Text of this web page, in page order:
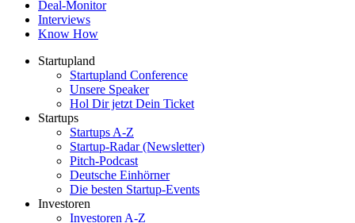
Deal-Monitor
Interviews
Know How
Startupland
Startupland Conference
Unsere Speaker
Hol Dir jetzt Dein Ticket
Startups
Startups A-Z
Startup-Radar (Newsletter)
Pitch-Podcast
Deutsche Einhörner
Die besten Startup-Events
Investoren
Investoren A-Z